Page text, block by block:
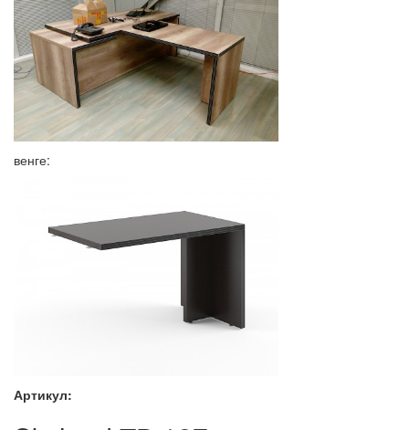
венге:
Артикул: